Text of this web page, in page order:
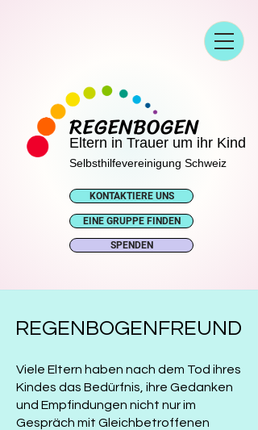
REGENBOGEN
Eltern in Trauer um ihr Kind
Selbsthilfevereinigung Schweiz
KONTAKTIERE UNS
EINE GRUPPE FINDEN
SPENDEN
REGENBOGENFREUND
Viele Eltern haben nach dem Tod ihres
Kindes das Bedürfnis, ihre Gedanken
und Empfindungen nicht nur im
Gespräch mit Gleichbetroffenen